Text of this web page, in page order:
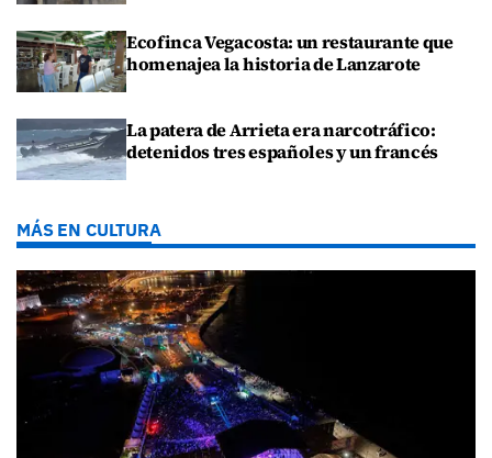
Ecofinca Vegacosta: un restaurante que
homenajea la historia de Lanzarote
La patera de Arrieta era narcotráfico:
detenidos tres españoles y un francés
MÁS EN CULTURA